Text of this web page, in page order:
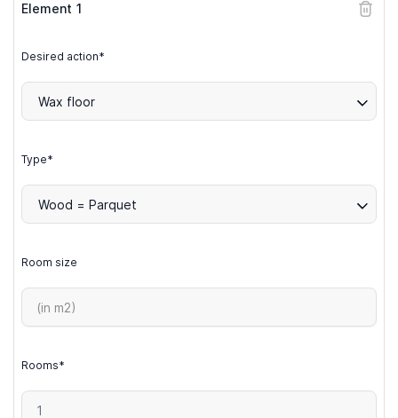
Element 1
Desired action*
Wax floor
Type*
Wood = Parquet
Room size
Rooms*